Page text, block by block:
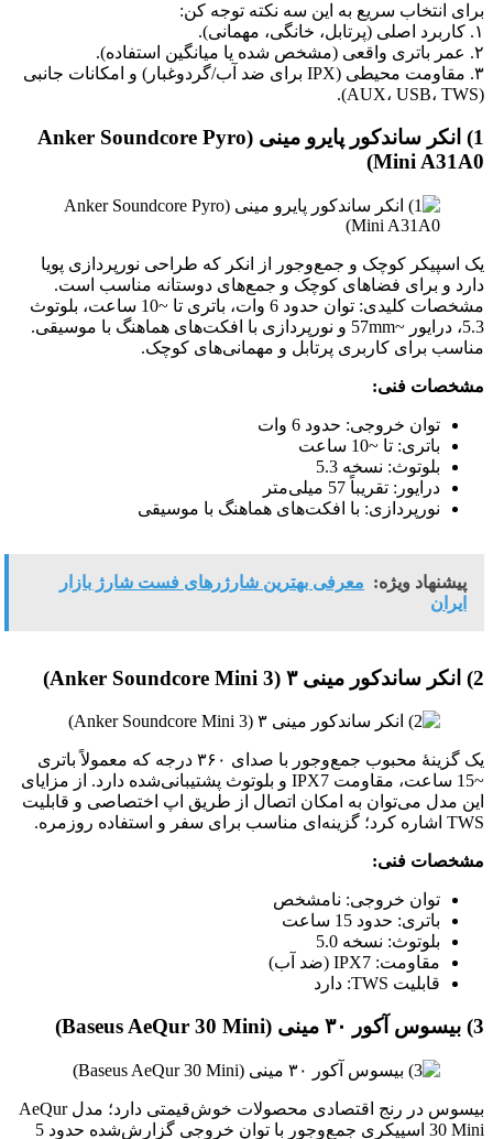
برای انتخاب سریع به این سه نکته توجه کن:
۱. کاربرد اصلی (پرتابل، خانگی، مهمانی).
۲. عمر باتری واقعی (مشخص شده یا میانگین استفاده).
۳. مقاومت محیطی (IPX برای ضد آب/گردوغبار) و امکانات جانبی
(AUX، USB، TWS).
1) انکر ساندکور پایرو مینی (Anker Soundcore Pyro
Mini A31A0)
یک اسپیکر کوچک و جمع‌وجور از انکر که طراحی نورپردازی پویا
دارد و برای فضاهای کوچک و جمع‌های دوستانه مناسب است.
مشخصات کلیدی: توان حدود 6 وات، باتری تا ~10 ساعت، بلوتوث
5.3، درایور ~57mm و نورپردازی با افکت‌های هماهنگ با موسیقی.
مناسب برای کاربری پرتابل و مهمانی‌های کوچک.
مشخصات فنی:
توان خروجی: حدود 6 وات
باتری: تا ~10 ساعت
بلوتوث: نسخه 5.3
درایور: تقریباً 57 میلی‌متر
نورپردازی: با افکت‌های هماهنگ با موسیقی
پیشنهاد ویژه: معرفی بهترین شارژرهای فست شارژ بازار
ایران
2) انکر ساندکور مینی ۳ (Anker Soundcore Mini 3)
یک گزینهٔ محبوب جمع‌وجور با صدای ۳۶۰ درجه که معمولاً باتری
~15 ساعت، مقاومت IPX7 و بلوتوث پشتیبانی‌شده دارد. از مزایای
این مدل می‌توان به امکان اتصال از طریق اپ اختصاصی و قابلیت
TWS اشاره کرد؛ گزینه‌ای مناسب برای سفر و استفاده روزمره.
مشخصات فنی:
توان خروجی: نامشخص
باتری: حدود 15 ساعت
بلوتوث: نسخه 5.0
مقاومت: IPX7 (ضد آب)
قابلیت TWS: دارد
3) بیسوس آکور ۳۰ مینی (Baseus AeQur 30 Mini)
بیسوس در رنج اقتصادی محصولات خوش‌قیمتی دارد؛ مدل AeQur
30 Mini اسپیکری جمع‌وجور با توان خروجی گزارش‌شده حدود 5